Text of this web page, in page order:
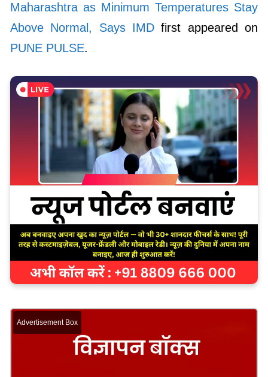
Maharashtra as Minimum Temperatures Stay
Above Normal, Says IMD first appeared on
PUNE PULSE.
Advertisement Box